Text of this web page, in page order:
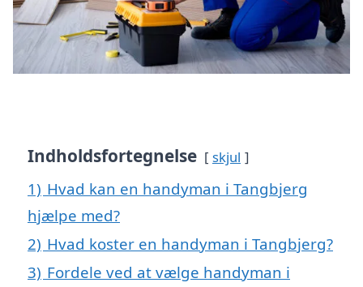
Indholdsfortegnelse skjul
1) Hvad kan en handyman i Tangbjerg
hjælpe med?
2) Hvad koster en handyman i Tangbjerg?
3) Fordele ved at vælge handyman i